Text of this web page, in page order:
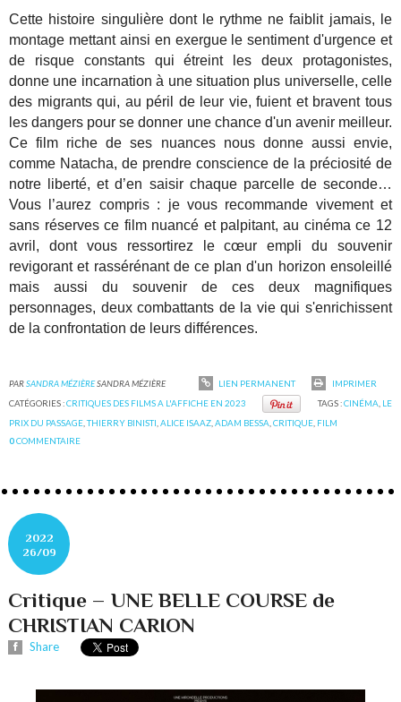
Cette histoire singulière dont le rythme ne faiblit jamais, le
montage mettant ainsi en exergue le sentiment d'urgence et
de risque constants qui étreint les deux protagonistes,
donne une incarnation à une situation plus universelle, celle
des migrants qui, au péril de leur vie, fuient et bravent tous
les dangers pour se donner une chance d'un avenir meilleur.
Ce film riche de ses nuances nous donne aussi envie,
comme Natacha, de prendre conscience de la préciosité de
notre liberté, et d’en saisir chaque parcelle de seconde…
Vous l’aurez compris : je vous recommande vivement et
sans réserves ce film nuancé et palpitant, au cinéma ce 12
avril, dont vous ressortirez le cœur empli du souvenir
revigorant et rassérénant de ce plan d'un horizon ensoleillé
mais aussi du souvenir de ces deux magnifiques
personnages, deux combattants de la vie qui s'enrichissent
de la confrontation de leurs différences.
PARSANDRA MÉZIÈRESANDRA MÉZIÈRE LIEN PERMANENT
IMPRIMER
CATÉGORIES :CRITIQUES DES FILMS A L'AFFICHE EN 2023 TAGS :CINÉMA LE
PRIX DU PASSAGE ,THIERRY BINISTI ,ALICE ISAAZ ,ADAM BESSA ,CRITIQUE FILM
0COMMENTAIRE
2022
26/09
Critique – UNE BELLE COURSE de
CHRISTIAN CARION
Share